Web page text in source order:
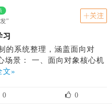
”
关注
的系统整理，涵盖面向对
场景： 一、面向对象核心机
文»
0 0